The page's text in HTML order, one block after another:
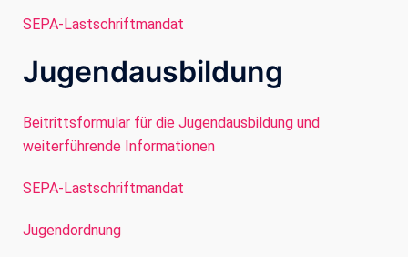
SEPA-Lastschriftmandat
Jugendausbildung
Beitrittsformular für die Jugendausbildung und
weiterführende Informationen
SEPA-Lastschriftmandat
Jugendordnung